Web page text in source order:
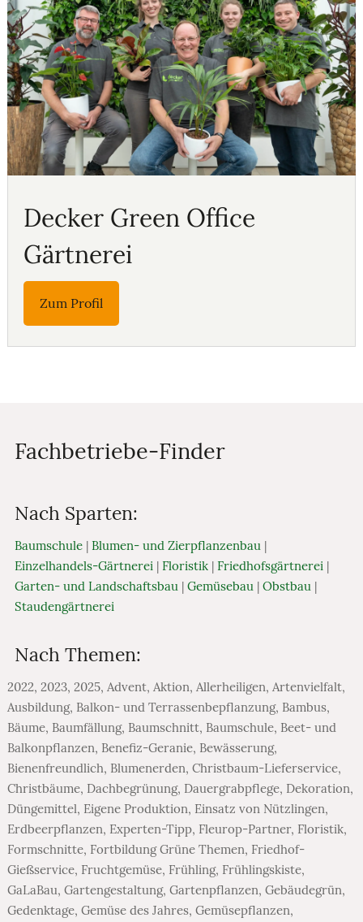
Decker Green Office
Gärtnerei
Fachbetriebe-Finder
Nach Sparten:
Baumschule| Blumen- und Zierpflanzenbau|
Einzelhandels-Gärtnerei| Floristik| Friedhofsgärtnerei|
Garten- und Landschaftsbau| Gemüsebau| Obstbau|
Staudengärtnerei
Nach Themen:
2022, 2023, 2025, Advent, Aktion, Allerheiligen, Artenvielfalt,
Ausbildung, Balkon- und Terrassenbepflanzung, Bambus,
Bäume, Baumfällung, Baumschnitt, Baumschule, Beet- und
Balkonpflanzen, Benefiz-Geranie, Bewässerung,
Bienenfreundlich, Blumenerden, Christbaum-Lieferservice,
Christbäume, Dachbegrünung, Dauergrabpflege, Dekoration,
Düngemittel, Eigene Produktion, Einsatz von Nützlingen,
Erdbeerpflanzen, Experten-Tipp, Fleurop-Partner, Floristik,
Formschnitte, Fortbildung Grüne Themen, Friedhof-
Gießservice, Fruchtgemüse, Frühling, Frühlingskiste,
GaLaBau, Gartengestaltung, Gartenpflanzen, Gebäudegrün,
Gedenktage, Gemüse des Jahres, Gemüsepflanzen,